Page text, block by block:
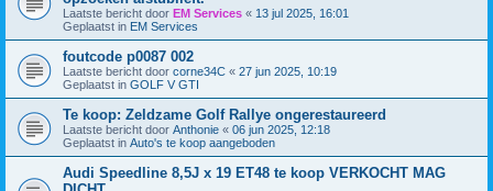
Laatste bericht door EM Services « 13 jul 2025, 16:01
Geplaatst in EM Services
foutcode p0087 002
Laatste bericht door corne34C « 27 jun 2025, 10:19
Geplaatst in GOLF V GTI
Te koop: Zeldzame Golf Rallye ongerestaureerd
Laatste bericht door Anthonie « 06 jun 2025, 12:18
Geplaatst in Auto's te koop aangeboden
Audi Speedline 8,5J x 19 ET48 te koop VERKOCHT MAG